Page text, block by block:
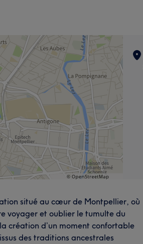
situé au cœur de Montpellier, où
voyager et oublier le tumulte du
création d’un moment confortable
des traditions ancestrales